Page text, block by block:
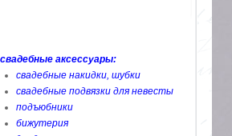
свадебные аксессуары:
свадебные накидки, шубки
свадебные подвязки для невесты
подъюбники
бижутерия